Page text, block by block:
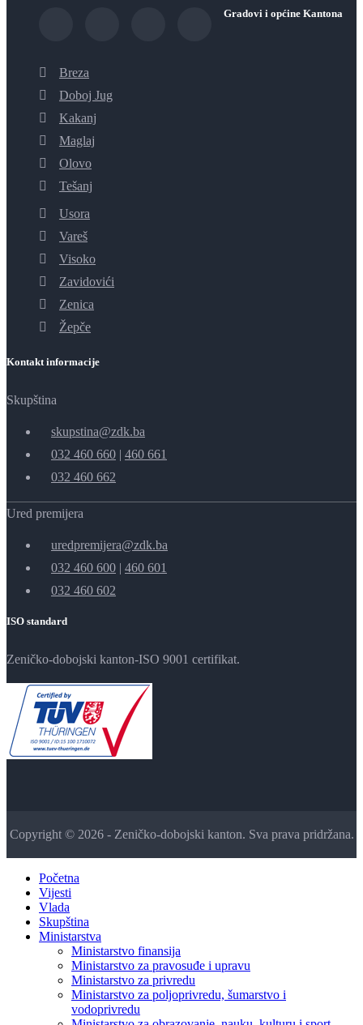
Gradovi i općine Kantona
Breza
Doboj Jug
Kakanj
Maglaj
Olovo
Tešanj
Usora
Vareš
Visoko
Zavidovići
Zenica
Žepče
Kontakt informacije
Skupština
skupstina@zdk.ba
032 460 660 | 460 661
032 460 662
Ured premijera
uredpremijera@zdk.ba
032 460 600 | 460 601
032 460 602
ISO standard
Zeničko-dobojski kanton-ISO 9001 certifikat.
Copyright © 2026 - Zeničko-dobojski kanton. Sva prava pridržana.
Početna
Vijesti
Vlada
Skupština
Ministarstva
Ministarstvo finansija
Ministarstvo za pravosuđe i upravu
Ministarstvo za privredu
Ministarstvo za poljoprivredu, šumarstvo i
vodoprivredu